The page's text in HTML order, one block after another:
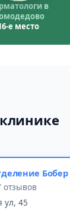
в
е место
Бобер
отзывов
ул, 45